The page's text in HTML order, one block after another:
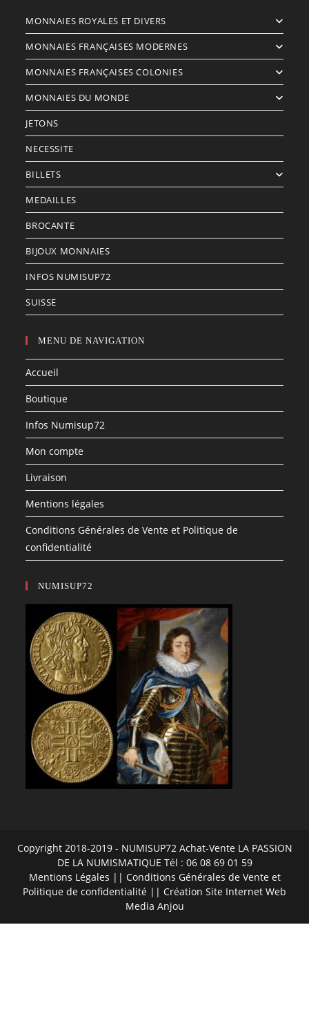
nouvel
MONNAIES ROYALES ET DIVERS
MONNAIES FRANÇAISES MODERNES
MONNAIES FRANÇAISES COLONIES
MONNAIES DU MONDE
JETONS
NECESSITE
BILLETS
MEDAILLES
BROCANTE
BIJOUX MONNAIES
INFOS NUMISUP72
SUISSE
MENU DE NAVIGATION
Accueil
Boutique
Infos Numisup72
Mon compte
Livraison
Mentions légales
Conditions Générales de Vente et Politique de
confidentialité
NUMISUP72
Copyright 2018-2019 - NUMISUP72 Achat-Vente LA PASSION
DE LA NUMISMATIQUE Tél : 06 08 69 01 59
Mentions Légales || Conditions Générales de Vente et
Politique de confidentialité || Création Site Internet Web
Media Anjou